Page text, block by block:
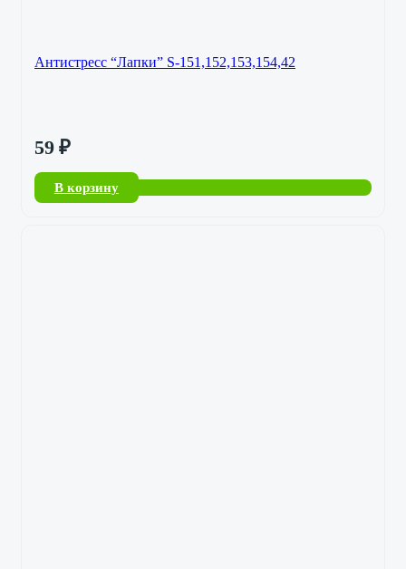
Антистресс “Лапки” S-151,152,153,154,42
59 ₽
В корзину